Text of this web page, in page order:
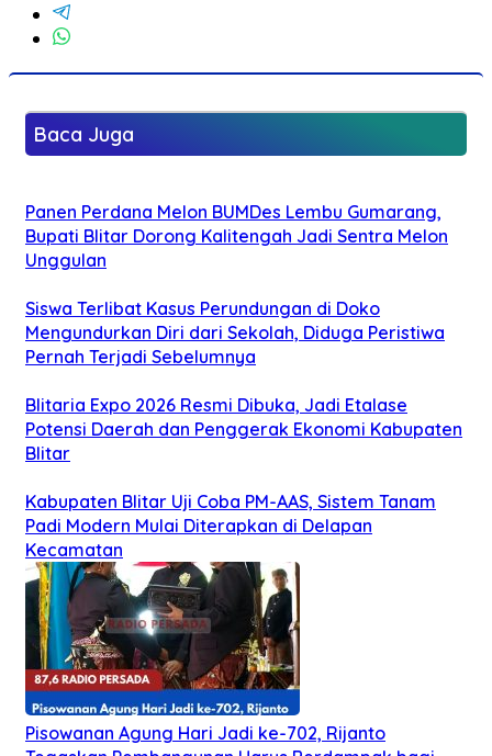
Baca Juga
Panen Perdana Melon BUMDes Lembu Gumarang,
Bupati Blitar Dorong Kalitengah Jadi Sentra Melon
Unggulan
Siswa Terlibat Kasus Perundungan di Doko
Mengundurkan Diri dari Sekolah, Diduga Peristiwa
Pernah Terjadi Sebelumnya
Blitaria Expo 2026 Resmi Dibuka, Jadi Etalase
Potensi Daerah dan Penggerak Ekonomi Kabupaten
Blitar
Kabupaten Blitar Uji Coba PM-AAS, Sistem Tanam
Padi Modern Mulai Diterapkan di Delapan
Kecamatan
Pisowanan Agung Hari Jadi ke-702, Rijanto